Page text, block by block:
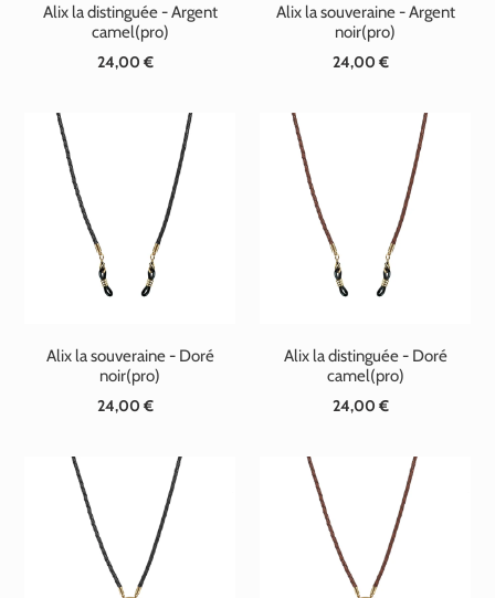
Alix la distinguée - Argent
camel(pro)
Prix
24,00 €
Alix la souveraine - Argent
noir(pro)
Prix
24,00 €
Alix la souveraine - Doré
noir(pro)
Prix
24,00 €
Alix la distinguée - Doré
camel(pro)
Prix
24,00 €